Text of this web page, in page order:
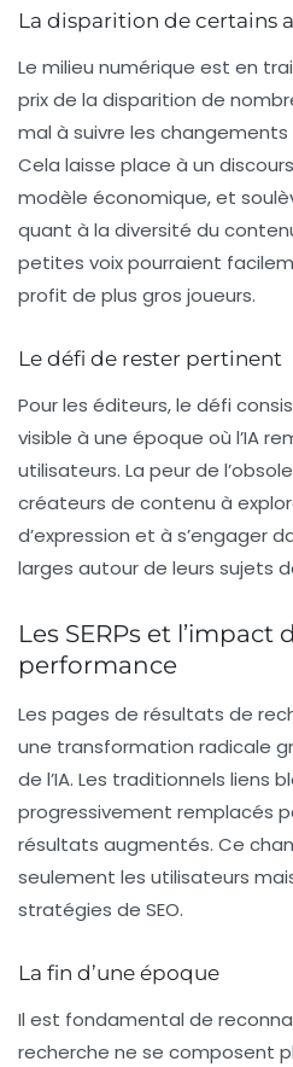
La disparition de certains
Le milieu numérique est en
prix de la disparition de
mal à suivre les
Cela laisse place à un
modèle économique, et
quant à la diversité du
petites voix pourraient
profit de plus gros joueurs.
Le défi de rester pertinent
Pour les éditeurs, le défi
visible à une époque où l’IA
utilisateurs. La peur de
créateurs de contenu à
d’expression et à s’engager
larges autour de leurs sujets
Les SERPs et l’impact
performance
Les pages de résultats de
une transformation radicale
de l’IA. Les traditionnels liens
progressivement remplacés
résultats augmentés. Ce
seulement les utilisateurs
stratégies de SEO.
La fin d’une époque
Il est fondamental de
recherche ne se composent